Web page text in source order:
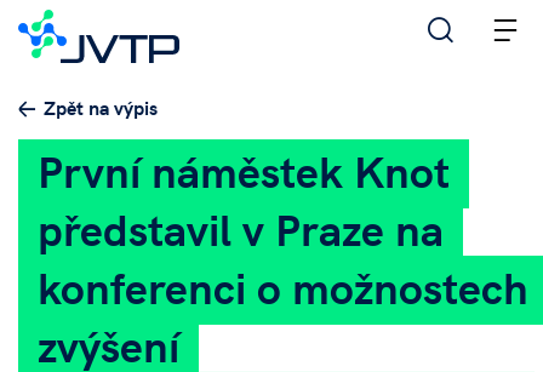
Zpět na výpis
První náměstek Knot
představil v Praze na
konferenci o možnostech
zvýšení